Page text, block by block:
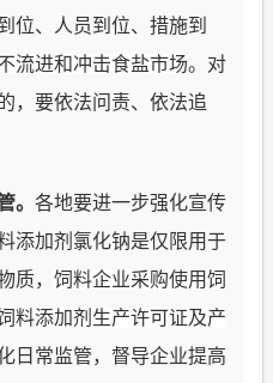
位、人员到位、措施到
流进和冲击食盐市场。对
，要依法问责、依法追
。 各地要进一步强化宣传
添加剂氯化钠是仅限用于
质， 饲料企业采购使用饲
料添加剂生产许可证及产
日常监管， 督导企业提高